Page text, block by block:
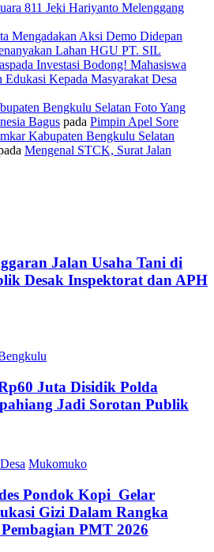
811 Jeki Hariyanto Melenggang
Mengadakan Aksi Demo Didepan
Lahan HGU PT. SIL
Investasi Bodong! Mahasiswa
Kepada Masyarakat Desa
Bengkulu Selatan Foto Yang
Bagus pada Pimpin Apel Sore
Kabupaten Bengkulu Selatan
Mengenal STCK, Surat Jalan
Jalan Usaha Tani di
Desak Inspektorat dan APH
Juta Disidik Polda
Jadi Sorotan Publik
Mukomuko
Pondok Kopi Gelar
Gizi Dalam Rangka
PMT 2026